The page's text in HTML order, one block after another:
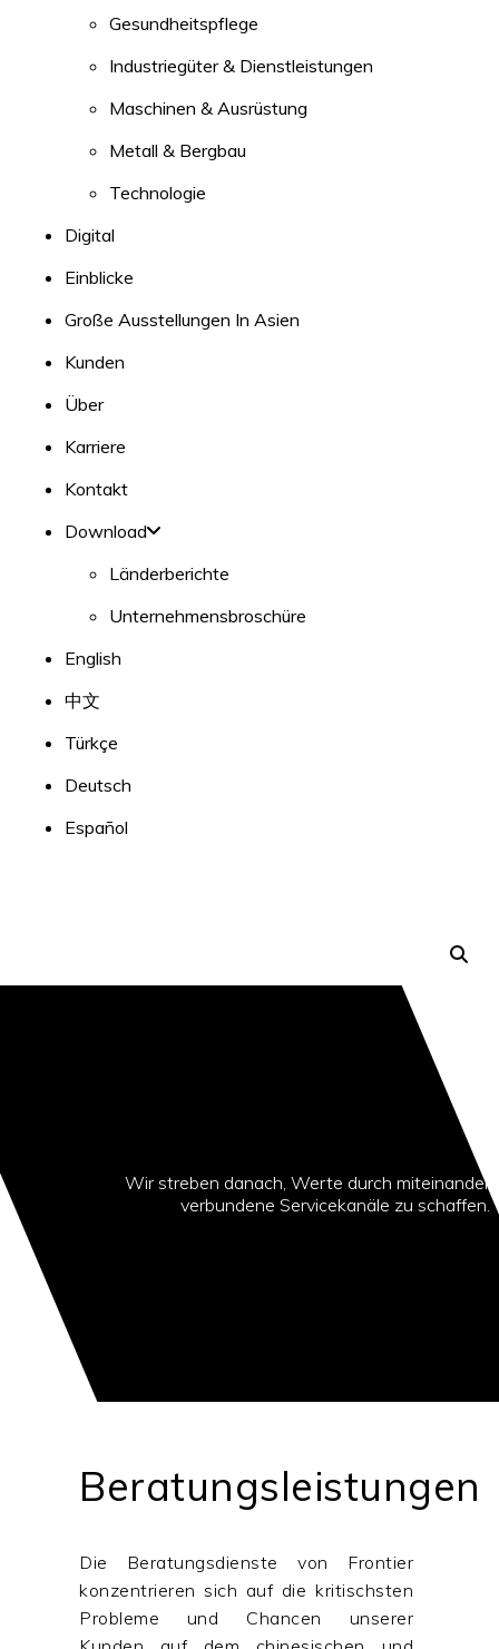
Gesundheitspflege
Industriegüter & Dienstleistungen
Maschinen & Ausrüstung
Metall & Bergbau
Technologie
Digital
Einblicke
Große Ausstellungen In Asien
Kunden
Über
Karriere
Kontakt
Download
Länderberichte
Unternehmensbroschüre
English
中文
Türkçe
Deutsch
Español
Wir streben danach, Werte durch miteinander
verbundene Servicekanäle zu schaffen.
Beratungsleistungen
Die Beratungsdienste von Frontier
konzentrieren sich auf die kritischsten
Probleme und Chancen unserer